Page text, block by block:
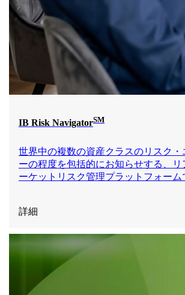
IB Risk NavigatorSM
世界中の複数の資産クラスのリスク・
ーの程度を包括的にお知らせする、リ
ーケットリスク管理プラットフォーム
詳細